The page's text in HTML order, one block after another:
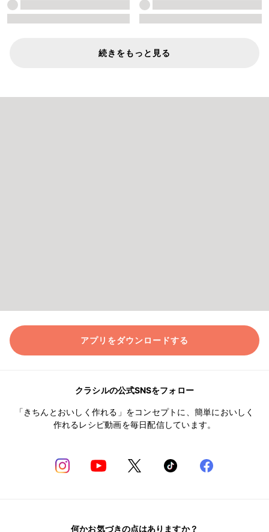
続きをもっと見る
アプリをダウンロードする
クラシルの公式SNSをフォロー
「きちんとおいしく作れる」をコンセプトに、簡単においしく
作れるレシピ動画を毎日配信しています。
何かお気づきの点はありますか？